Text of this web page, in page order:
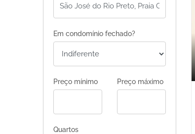
Em condomínio fechado?
Preço mínimo Preço máximo
Quartos